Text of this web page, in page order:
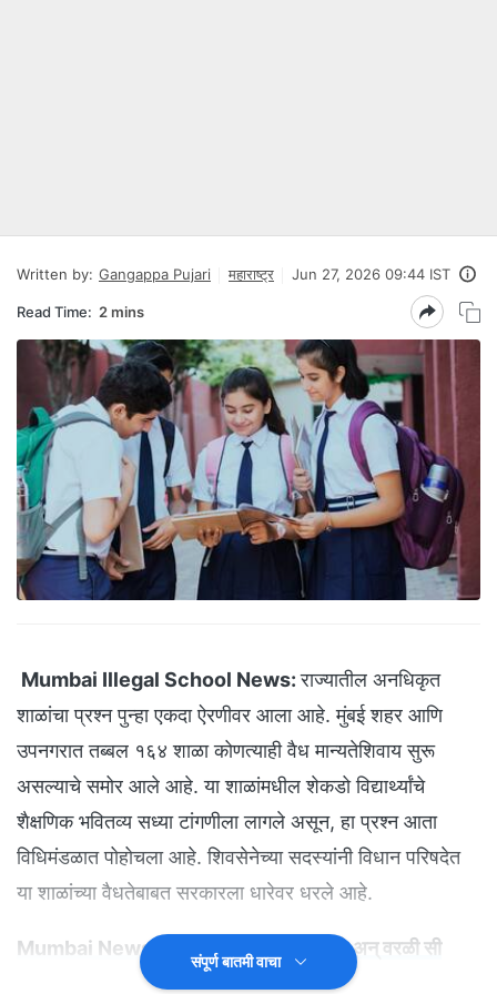
Written by: Gangappa Pujari महाराष्ट्र Jun 27, 2026 09:44 IST
Read Time: 2 mins
Mumbai Illegal School News:राज्यातील अनधिकृत
शाळांचा प्रश्न पुन्हा एकदा ऐरणीवर आला आहे. मुंबई शहर आणि
उपनगरात तब्बल १६४ शाळा कोणत्याही वैध मान्यतेशिवाय सुरू
असल्याचे समोर आले आहे. या शाळांमधील शेकडो विद्यार्थ्यांचे
शैक्षणिक भवितव्य सध्या टांगणीला लागले असून, हा प्रश्न आता
विधिमंडळात पोहोचला आहे. शिवसेनेच्या सदस्यांनी विधान परिषदेत
या शाळांच्या वैधतेबाबत सरकारला धारेवर धरले आहे.
Mumbai News: सिद्धिविनायकाचे दर्शन घेतले अन् वरळी सी
लिंकवरून समुद्रात उडी;व्यापाऱ्याचं टोकाचं पाऊल
संपूर्ण बातमी वाचा